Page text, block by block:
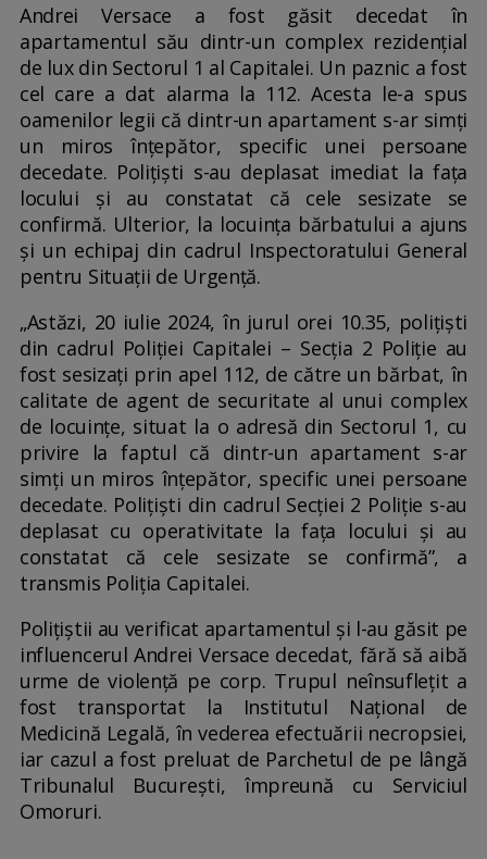
Andrei Versace a fost găsit decedat în
apartamentul său dintr-un complex rezidențial
de lux din Sectorul 1 al Capitalei. Un paznic a fost
cel care a dat alarma la 112. Acesta le-a spus
oamenilor legii că dintr-un apartament s-ar simți
un miros înțepător, specific unei persoane
decedate. Polițiști s-au deplasat imediat la fața
locului și au constatat că cele sesizate se
confirmă. Ulterior, la locuința bărbatului a ajuns
și un echipaj din cadrul Inspectoratului General
pentru Situații de Urgență.
„Astăzi, 20 iulie 2024, în jurul orei 10.35, polițiști
din cadrul Poliției Capitalei – Secția 2 Poliție au
fost sesizați prin apel 112, de către un bărbat, în
calitate de agent de securitate al unui complex
de locuințe, situat la o adresă din Sectorul 1, cu
privire la faptul că dintr-un apartament s-ar
simți un miros înțepător, specific unei persoane
decedate. Polițiști din cadrul Secției 2 Poliție s-au
deplasat cu operativitate la fața locului și au
constatat că cele sesizate se confirmă”, a
transmis Poliția Capitalei.
Polițiștii au verificat apartamentul și l-au găsit pe
influencerul Andrei Versace decedat, fără să aibă
urme de violență pe corp. Trupul neînsuflețit a
fost transportat la Institutul Național de
Medicină Legală, în vederea efectuării necropsiei,
iar cazul a fost preluat de Parchetul de pe lângă
Tribunalul București, împreună cu Serviciul
Omoruri.